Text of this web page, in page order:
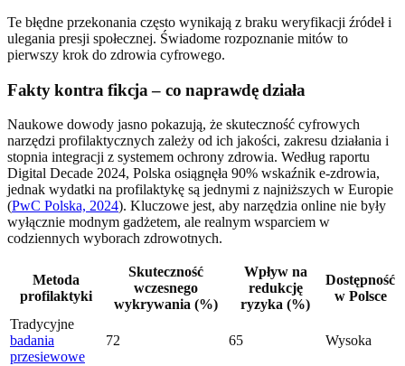
Te błędne przekonania często wynikają z braku weryfikacji źródeł i
ulegania presji społecznej. Świadome rozpoznanie mitów to
pierwszy krok do zdrowia cyfrowego.
Fakty kontra fikcja – co naprawdę działa
Naukowe dowody jasno pokazują, że skuteczność cyfrowych
narzędzi profilaktycznych zależy od ich jakości, zakresu działania i
stopnia integracji z systemem ochrony zdrowia. Według raportu
Digital Decade 2024, Polska osiągnęła 90% wskaźnik e-zdrowia,
jednak wydatki na profilaktykę są jednymi z najniższych w Europie
(PwC Polska, 2024). Kluczowe jest, aby narzędzia online nie były
wyłącznie modnym gadżetem, ale realnym wsparciem w
codziennych wyborach zdrowotnych.
Metoda
profilaktyki
Skuteczność
wczesnego
wykrywania (%)
Wpływ na
redukcję
ryzyka (%)
Dostępność
w Polsce
Tradycyjne
badania
przesiewowe
72 65 Wysoka